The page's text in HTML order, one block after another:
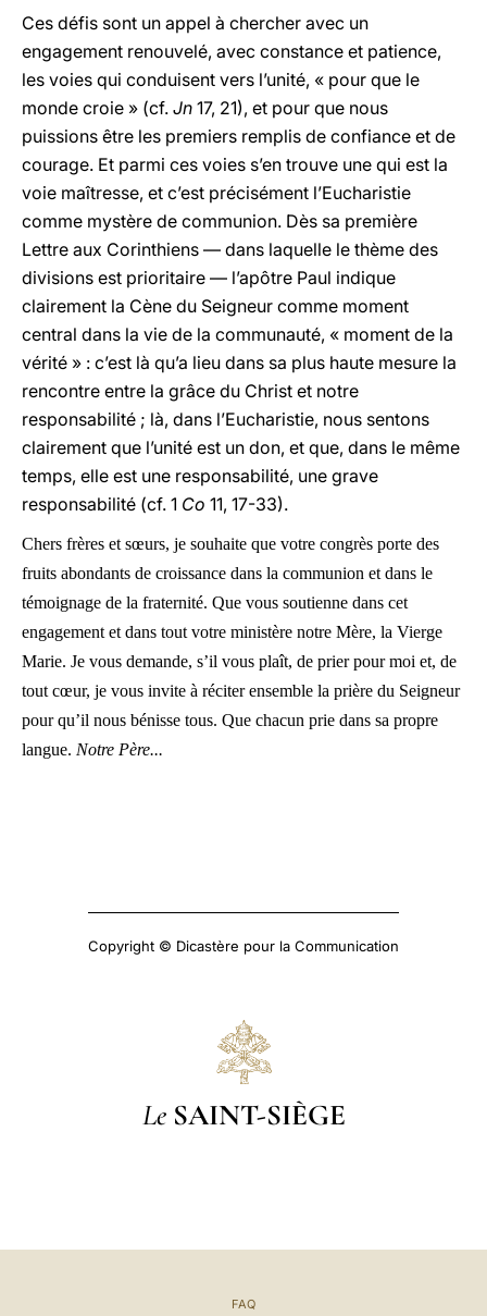
Ces défis sont un appel à chercher avec un
engagement renouvelé, avec constance et patience,
les voies qui conduisent vers l’unité, « pour que le
monde croie » (cf. Jn 17, 21), et pour que nous
puissions être les premiers remplis de confiance et de
courage. Et parmi ces voies s’en trouve une qui est la
voie maîtresse, et c’est précisément l’Eucharistie
comme mystère de communion. Dès sa première
Lettre aux Corinthiens — dans laquelle le thème des
divisions est prioritaire — l’apôtre Paul indique
clairement la Cène du Seigneur comme moment
central dans la vie de la communauté, « moment de la
vérité » : c’est là qu’a lieu dans sa plus haute mesure la
rencontre entre la grâce du Christ et notre
responsabilité ; là, dans l’Eucharistie, nous sentons
clairement que l’unité est un don, et que, dans le même
temps, elle est une responsabilité, une grave
responsabilité (cf. 1 Co 11, 17-33).
Chers frères et sœurs, je souhaite que votre congrès porte des
fruits abondants de croissance dans la communion et dans le
témoignage de la fraternité. Que vous soutienne dans cet
engagement et dans tout votre ministère notre Mère, la Vierge
Marie. Je vous demande, s’il vous plaît, de prier pour moi et, de
tout cœur, je vous invite à réciter ensemble la prière du Seigneur
pour qu’il nous bénisse tous. Que chacun prie dans sa propre
langue. Notre Père...
Copyright © Dicastère pour la Communication
Le SAINT-SIÈGE
FAQ